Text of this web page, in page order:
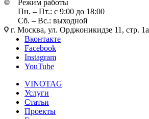
Режим работы
Пн. – Пт.: с 9:00 до 18:00
Сб. – Вс.: выходной
г. Москва, ул. Орджоникидзе 11, стр. 1а
Вконтакте
Facebook
Instagram
YouTube
VINOTAG
Услуги
Статьи
Проекты